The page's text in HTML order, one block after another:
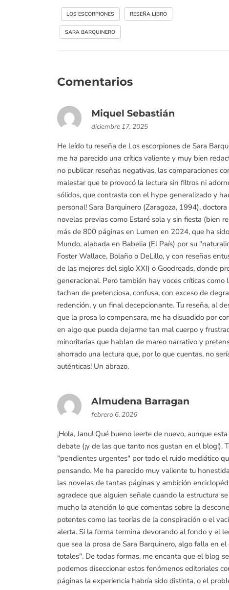
LOS ESCORPIONES RESEÑA LIBRO
SARA BARQUINERO
Comentarios
Miquel Sebastián
diciembre 17, 2025
He leído tu reseña de Los escorpiones de Sara
me ha parecido una crítica valiente y muy bien
no publicar reseñas negativas, las comparaciones
malestar que te provocó la lectura sin filtros ni
sólidos, que contrasta con el hype generalizado y
personal! Sara Barquinero (Zaragoza, 1994),
novelas previas como Estaré sola y sin fiesta (bien
más de 800 páginas en Lumen en 2024, que ha
Mundo, alabada en Babelia (El País) por su
Foster Wallace, Bolaño o DeLillo, y con reseñas
de las mejores del siglo XXI) o Goodreads, donde
generacional. Pero también hay voces críticas
tachan de pretenciosa, confusa, con exceso de
redención, y un final decepcionante. Tu reseña, al
que la prosa lo compensara, me ha disuadido por
en algo que pueda dejarme tan mal cuerpo y
minoritarias que hablan de mareo narrativo y
ahorrado una lectura que, por lo que cuentas, no
auténticas! Un abrazo.
Almudena Barragan
febrero 6, 2026
¡Hola, Janu! Qué bueno leerte de nuevo, aunque
debate (¡y de las que tanto nos gustan en el blog!).
"pendientes urgentes" por todo el ruido mediático
pensando. Me ha parecido muy valiente tu
las novelas de tantas páginas y ambición
agradece que alguien señale cuando la estructura
mucho la atención lo que comentas sobre la
potentes como las teorías de la conspiración o el
alerta. Si la forma termina devorando al fondo y el
que sea la prosa de Sara Barquinero, algo falla en
totales". De todas formas, me encanta que el blog
podemos diseccionar estos fenómenos editoriales
páginas la experiencia habría sido distinta, o el